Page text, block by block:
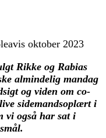
oktober 2023
Rikke og Rabias
almindelig mandag
og viden om co-
sidemandsoplært i
vi også har sat i